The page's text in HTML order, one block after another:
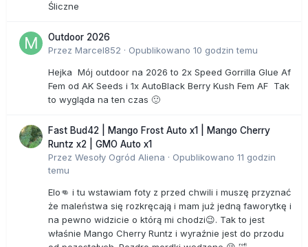
Śliczne
Outdoor 2026
Przez Marcel852 · Opublikowano 10 godzin temu
Hejka Mój outdoor na 2026 to 2x Speed Gorrilla Glue Af
Fem od AK Seeds i 1x AutoBlack Berry Kush Fem AF Tak
to wygląda na ten czas 🙂
Fast Bud42 | Mango Frost Auto x1 | Mango Cherry
Runtz x2 | GMO Auto x1
Przez Wesoły Ogród Aliena · Opublikowano 11 godzin
temu
Elo👊 i tu wstawiam foty z przed chwili i muszę przyznać
że maleństwa się rozkręcają i mam już jedną faworytkę i
na pewno widzicie o którą mi chodzi😉. Tak to jest
właśnie Mango Cherry Runtz i wyraźnie jest do przodu